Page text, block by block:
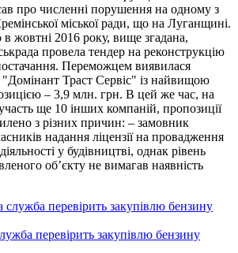
про численні порушення на одному з
міської ради, що на Луганщині.
жовтні 2016 року, вище згадана,
провела тендер на реконструкцію
Переможцем виявилася
Траст Сервіс" із найвищою
– 3,9 млн. грн. В цей же час, на
ще 10 інших компаній, пропозиції
з різних причин: – замовник
надання ліцензії на провадження
у будівництві, однак рівень
об’єкту не вимагав наявність
перевірить закупівлю бензину